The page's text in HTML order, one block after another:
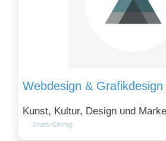
Gratis-Eintrag